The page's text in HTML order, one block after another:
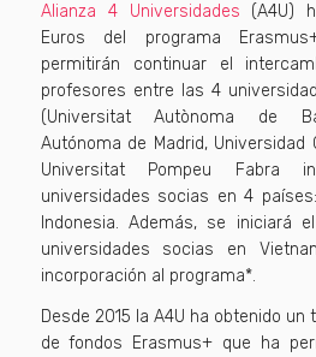
Alianza 4 Universidades (A4U)
Euros del programa
permitirán continuar el
profesores entre las 4
(Universitat Autònoma de
Autónoma de Madrid, Universidad
Universitat Pompeu Fabra
universidades socias en 4
Indonesia. Además, se iniciará
universidades socias en
incorporación al programa*.
Desde 2015 la A4U ha obtenido un
de fondos Erasmus+ que ha